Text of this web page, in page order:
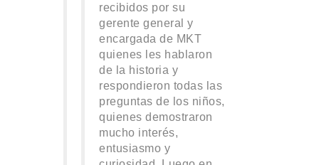
recibidos por su
gerente general y
encargada de MKT
quienes les hablaron
de la historia y
respondieron todas las
preguntas de los niños,
quienes demostraron
mucho interés,
entusiasmo y